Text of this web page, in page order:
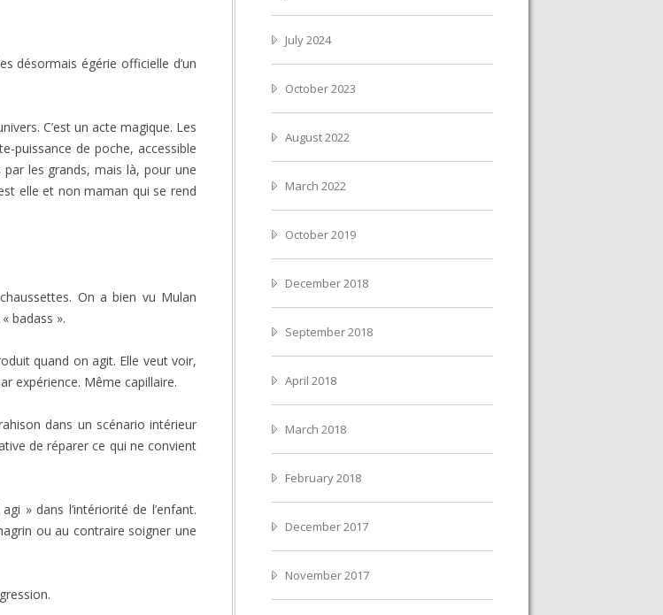
désormais égérie officielle d’un
C’est un acte magique. Les
puissance de poche, accessible
les grands, mais là, pour une
elle et non maman qui se rend
On a bien vu Mulan
badass ».
quand on agit. Elle veut voir,
expérience. Même capillaire.
dans un scénario intérieur
de réparer ce qui ne convient
» dans l’intériorité de l’enfant.
ou au contraire soigner une
July 2024
October 2023
August 2022
March 2022
October 2019
December 2018
September 2018
April 2018
March 2018
February 2018
December 2017
November 2017